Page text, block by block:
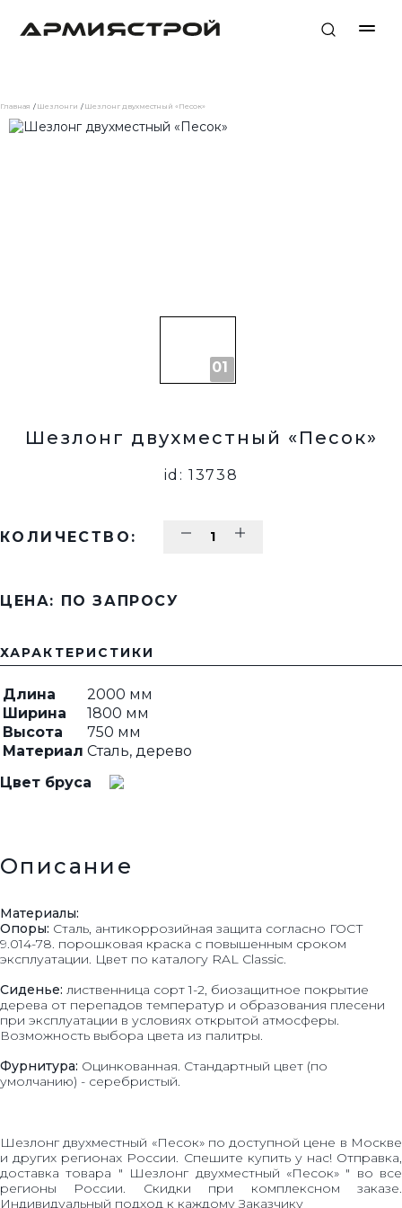
Главная Шезлонги Шезлонг двухместный «Песок»
Шезлонг двухместный «Песок»
id: 13738
КОЛИЧЕСТВО:
ЦЕНА: ПО ЗАПРОСУ
ХАРАКТЕРИСТИКИ
Длина
2000 мм
Ширина
1800 мм
Высота
750 мм
Материал Сталь, дерево
Цвет бруса
Описание
Материалы:
Опоры: Сталь, антикоррозийная защита согласно ГОСТ
9.014-78. порошковая краска с повышенным сроком
эксплуатации. Цвет по каталогу RAL Classic.
Сиденье: лиственница сорт 1-2, биозащитное покрытие
дерева от перепадов температур и образования плесени
при эксплуатации в условиях открытой атмосферы.
Возможность выбора цвета из палитры.
Фурнитура: Оцинкованная. Стандартный цвет (по
умолчанию) - серебристый.
Шезлонг двухместный «Песок» по доступной цене в Москве
и других регионах России. Спешите купить у нас! Отправка,
доставка товара " Шезлонг двухместный «Песок» " во все
регионы России. Скидки при комплексном заказе.
Индивидуальный подход к каждому Заказчику